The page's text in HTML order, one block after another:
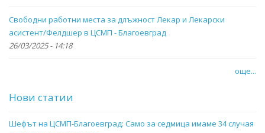
Свободни работни места за длъжност Лекар и Лекарски
асистент/Фелдшер в ЦСМП - Благоевград
26/03/2025 - 14:18
още...
Нови статии
Шефът на ЦСМП-Благоевград: Само за седмица имаме 34 случая